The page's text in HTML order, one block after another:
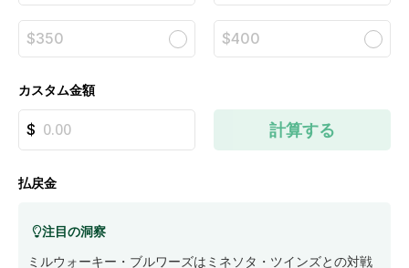
$350 $400
カスタム金額
計算する
払戻金
注目の洞察
ミルウォーキー・ブルワーズはミネソタ・ツインズとの対戦